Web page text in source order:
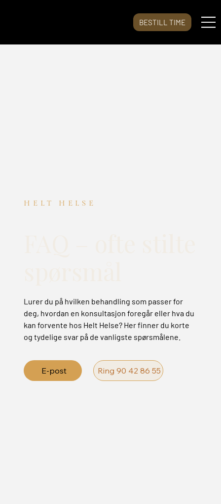
BESTILL TIME
HELT HELSE
Lurer du på hvilken behandling som passer for
deg, hvordan en konsultasjon foregår eller hva du
kan forvente hos Helt Helse? Her finner du korte
og tydelige svar på de vanligste spørsmålene.
E-post Ring 90 42 86 55